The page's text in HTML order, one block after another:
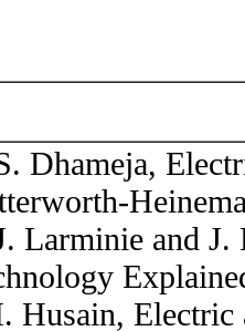
Dhameja,
Larminie and
Husain, Electric